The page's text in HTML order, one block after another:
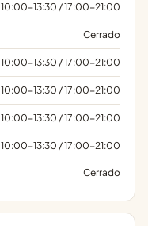
10:00-13:30 / 17:00-21:00
Cerrado
10:00-13:30 / 17:00-21:00
10:00-13:30 / 17:00-21:00
10:00-13:30 / 17:00-21:00
10:00-13:30 / 17:00-21:00
Cerrado